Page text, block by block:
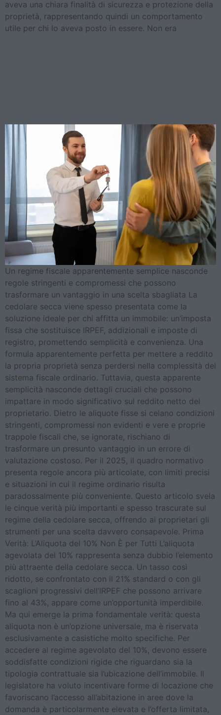
aveva una chiara finalità di sicurezza e protezione della
proprietà, rappresentando quindi un comportamento
utile per chi lo aveva posto in essere. Non era
Un regime fiscale apparentemente semplice nasconde
regole stringenti e compromessi che possono
trasformare un vantaggio in una scelta sbagliata La
cedolare secca viene spesso presentata come la
soluzione ideale per chi affitta un immobile: un’imposta
fissa che sostituisce IRPEF, addizionali e imposte di
registro, promettendo semplicità e convenienza. Una
formula apparentemente perfetta per mettere a reddito
la propria proprietà senza perdersi nella complessità del
sistema fiscale ordinario. Tuttavia, questa apparente
semplicità nasconde dettagli cruciali che possono
impattare in modo significativo sul reddito netto del
proprietario. Dietro le aliquote fisse si celano condizioni
stringenti, compromessi non evidenti e vere e proprie
trappole fiscali che, se ignorate, rischiano di
trasformare un presunto vantaggio in un errore di
valutazione costoso. Per il 2025, il quadro normativo
presenta regole ancora più articolate, con limiti precisi
e situazioni in cui il regime ordinario risulta
paradossalmente più conveniente. Questo articolo svela
le cinque verità più importanti e spesso trascurate sul
regime della cedolare secca, offrendo ai proprietari gli
strumenti per una scelta davvero consapevole. Prima
Verità: L’Aliquota del 10% Non È per Tutti L’aliquota
agevolata del 10% rappresenta senza dubbio l’elemento
più attraente della cedolare secca. Un tasso così
ridotto, se confrontato con il 21% standard o con gli
scaglioni progressivi dell’IRPEF che possono arrivare
fino al 43%, appare come un’opportunità imperdibile.
Ma qui emerge la prima fondamentale verità: questa
aliquota non è un’opzione universale, ma è riservata
esclusivamente a casistiche molto specifiche. Per
accedere al regime agevolato del 10%, devono essere
soddisfatte condizioni rigide che riguardano sia la
tipologia contrattuale sia l’ubicazione dell’immobile. Il
legislatore ha voluto incentivare forme di locazione che
favoriscano l’accesso all’abitazione in aree dove la
domanda è particolarmente elevata e l’offerta limitata,